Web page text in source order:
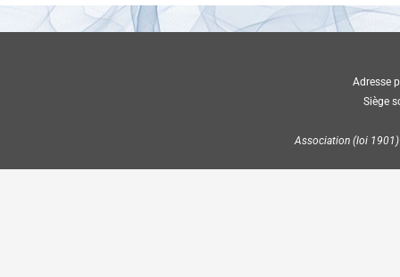
Adresse
Siège
Association (loi 1901)